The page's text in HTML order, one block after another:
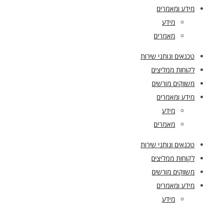
מידע ומאמרים
מידע
מאמרים
טכנאים ונותני שירות
לקוחות ממליצים
משווקים מורשים
מידע ומאמרים
מידע
מאמרים
טכנאים ונותני שירות
לקוחות ממליצים
משווקים מורשים
מידע ומאמרים
מידע